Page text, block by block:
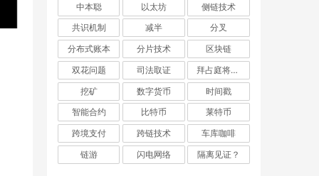
中本聪
以太坊
侧链技术
共识机制
减半
分叉
分布式账本
分片技术
区块链
双花问题
司法取证
拜占庭将军问题
挖矿
数字货币
时间戳
智能合约
比特币
莱特币
跨境支付
跨链技术
车库咖啡
链游
闪电网络 隔离见证？